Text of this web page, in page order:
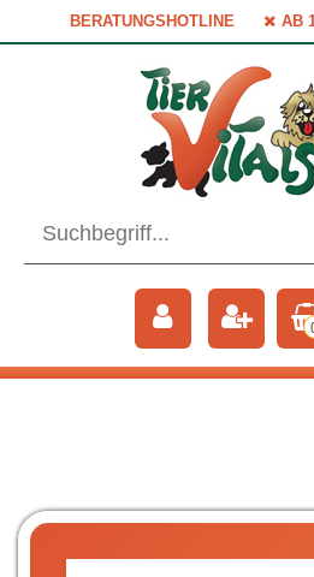
BERATUNGSHOTLINE AB